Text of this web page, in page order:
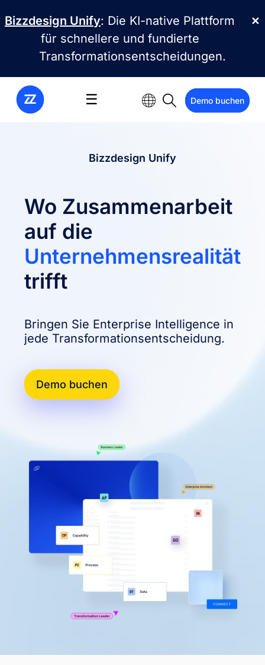
✕
Bizzdesign Unify: Die KI-native Plattform
für schnellere und fundierte
Transformationsentscheidungen.
☰ Demo buchen
Bizzdesign Unify
Wo Zusammenarbeit
auf die
Unternehmensrealität
trifft
Bringen Sie Enterprise Intelligence in
jede Transformationsentscheidung.
Demo buchen